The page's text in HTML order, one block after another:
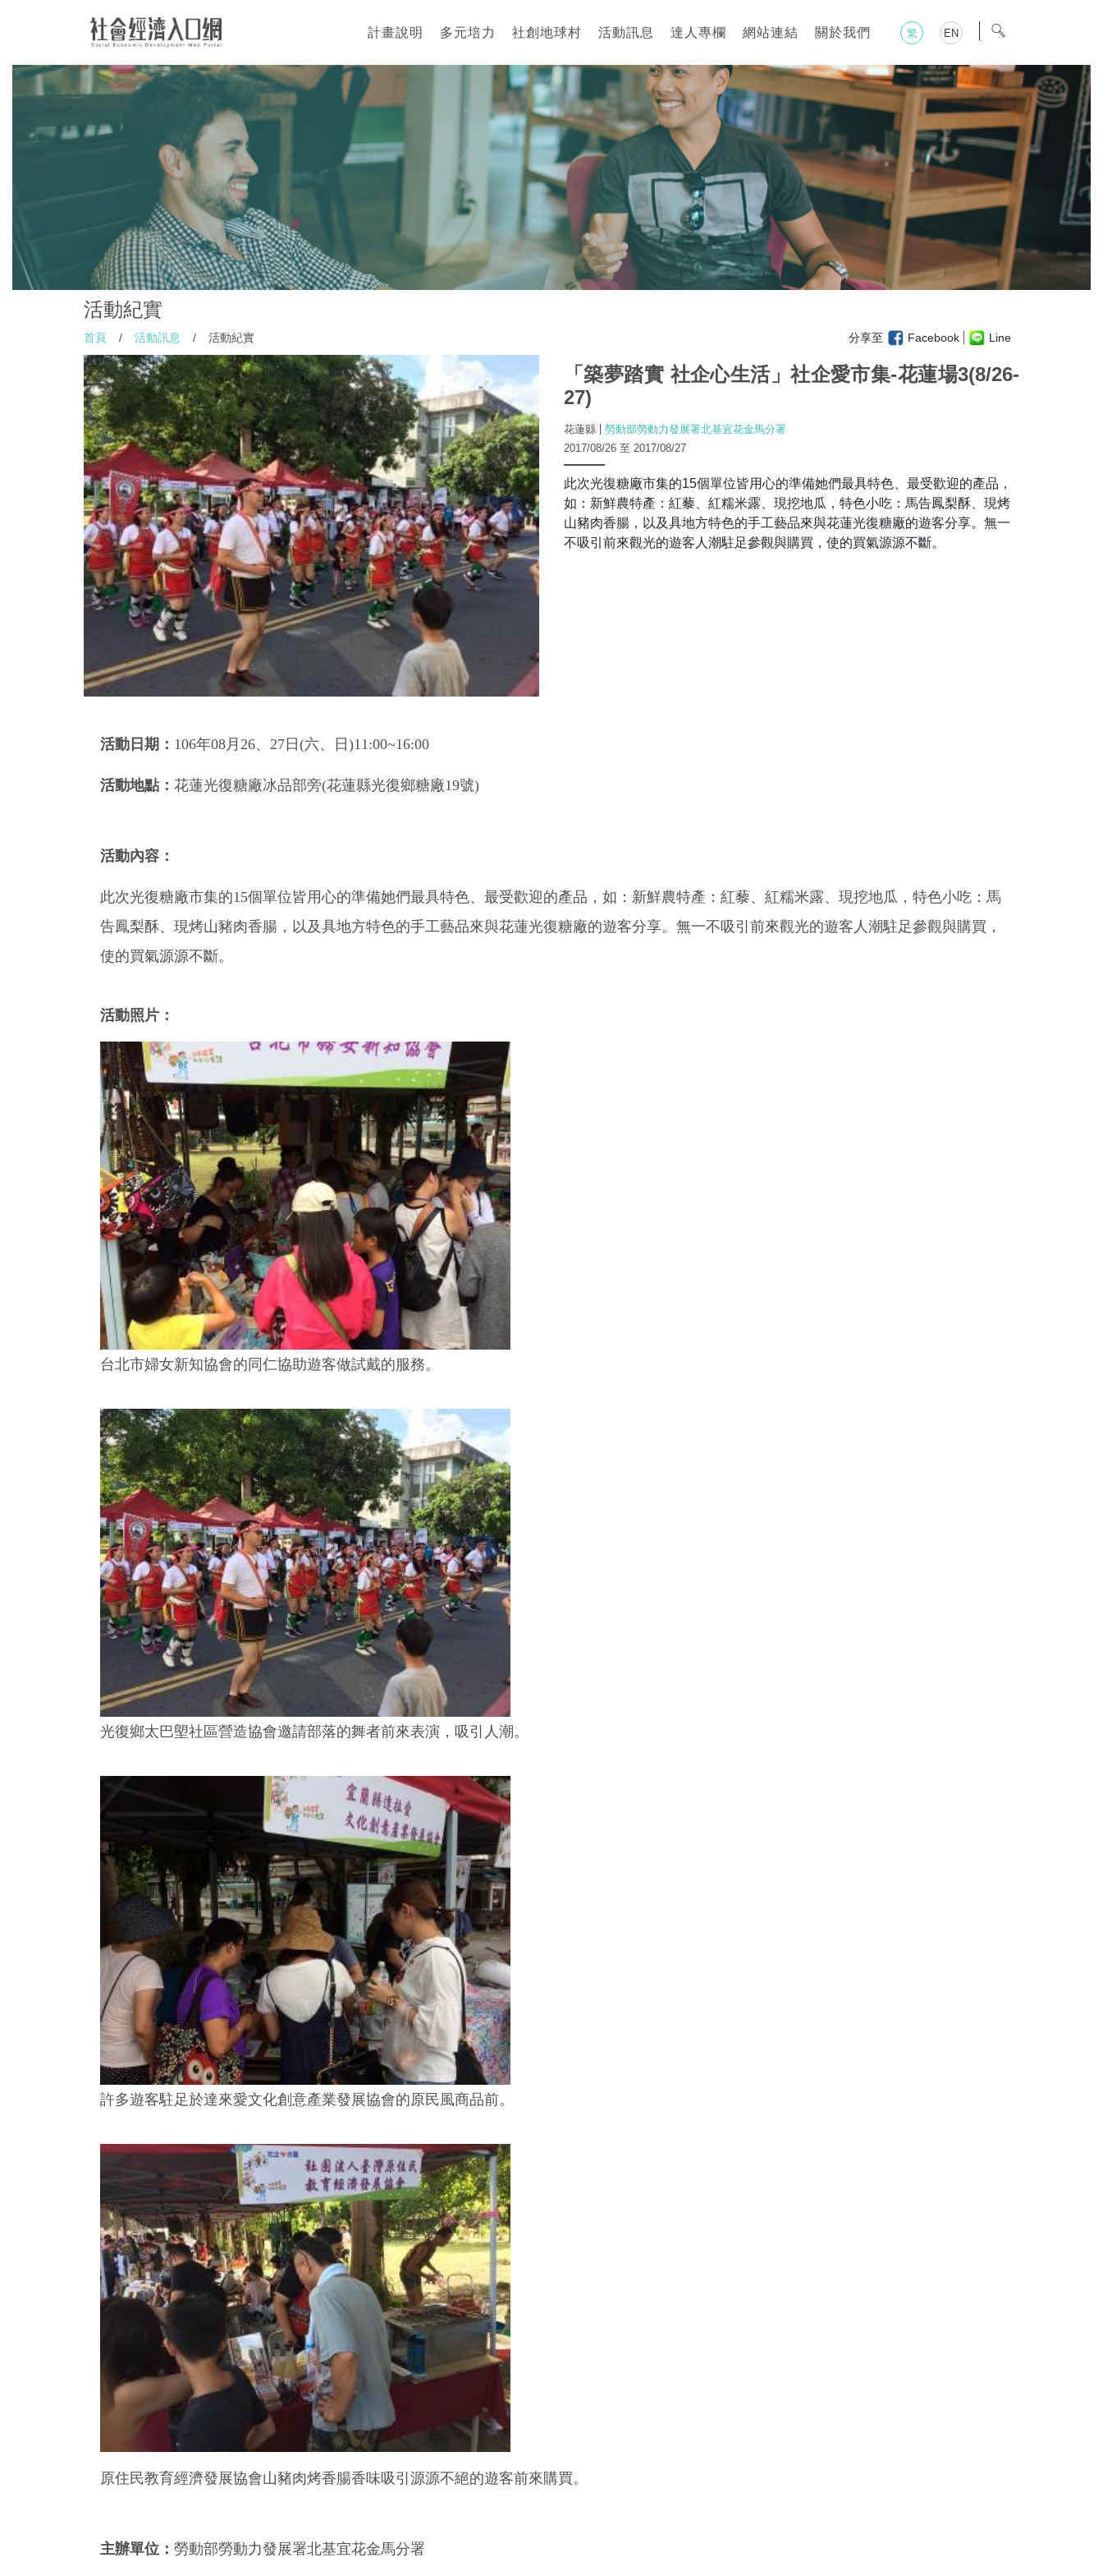
計畫說明 多元培力 社創地球村 活動訊息 達人專欄 網站連結 關於我們 繁 EN
活動紀實
首頁 / 活動訊息 / 活動紀實 分享至 Facebook Line
「築夢踏實 社企心生活」社企愛市集-花蓮場3(8/26-
27)
花蓮縣
勞動部勞動力發展署北基宜花金馬分署
2017/08/26 至 2017/08/27
此次光復糖廠市集的15個單位皆用心的準備她們最具特色、最受歡迎的產品，
如：新鮮農特產：紅藜、紅糯米露、現挖地瓜，特色小吃：馬告鳳梨酥、現烤
山豬肉香腸，以及具地方特色的手工藝品來與花蓮光復糖廠的遊客分享。無一
不吸引前來觀光的遊客人潮駐足參觀與購買，使的買氣源源不斷。
活動日期： 106年08月26、27日(六、日)11:00~16:00
活動地點： 花蓮光復糖廠冰品部旁(花蓮縣光復鄉糖廠19號)
活動內容：
此次光復糖廠市集的15個單位皆用心的準備她們最具特色、最受歡迎的產品，如：新鮮農特產：紅藜、紅糯米露、現挖地瓜，特色小吃：馬
告鳳梨酥、現烤山豬肉香腸，以及具地方特色的手工藝品來與花蓮光復糖廠的遊客分享。無一不吸引前來觀光的遊客人潮駐足參觀與購買，
使的買氣源源不斷。
活動照片：
台北市婦女新知協會的同仁協助遊客做試戴的服務。
光復鄉太巴塱社區營造協會邀請部落的舞者前來表演，吸引人潮。
許多遊客駐足於達來愛文化創意產業發展協會的原民風商品前。
原住民教育經濟發展協會山豬肉烤香腸香味吸引源源不絕的遊客前來購買。
主辦單位： 勞動部勞動力發展署北基宜花金馬分署